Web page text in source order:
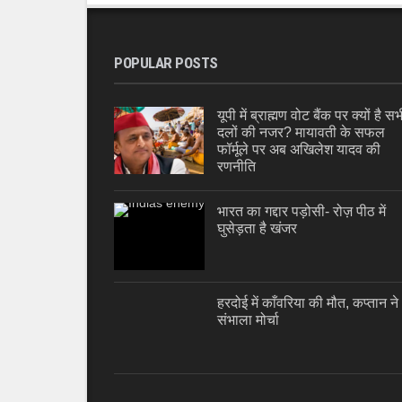
POPULAR POSTS
यूपी में ब्राह्मण वोट बैंक पर क्यों है
दलों की नजर? मायावती के सफल
फॉर्मूले पर अब अखिलेश यादव की
रणनीति
भारत का गद्दार पड़ोसी- रोज़ पीठ में
घुसेड़ता है खंजर
हरदोई में काँवरिया की मौत, कप्तान ने
संभाला मोर्चा